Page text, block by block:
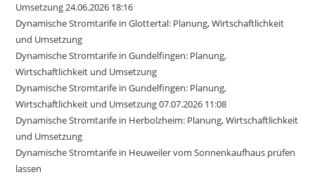
Umsetzung 24.06.2026 18:16
Dynamische Stromtarife in Glottertal: Planung, Wirtschaftlichkeit
und Umsetzung
Dynamische Stromtarife in Gundelfingen: Planung,
Wirtschaftlichkeit und Umsetzung
Dynamische Stromtarife in Gundelfingen: Planung,
Wirtschaftlichkeit und Umsetzung 07.07.2026 11:08
Dynamische Stromtarife in Herbolzheim: Planung, Wirtschaftlichkeit
und Umsetzung
Dynamische Stromtarife in Heuweiler vom Sonnenkaufhaus prüfen
lassen